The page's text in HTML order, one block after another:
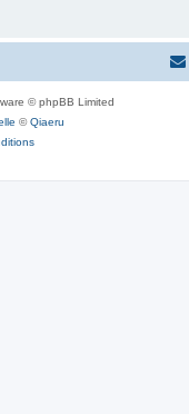
© phpBB Limited
©Qiaeru